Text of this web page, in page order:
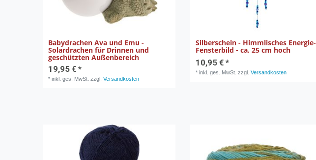
Babydrachen Ava und Emu -
Solardrachen für Drinnen und
geschützten Außenbereich
19,95 € *
*inkl. ges. MwSt. zzgl.Versandkosten
Silberschein - Himmlisches Energie-
Fensterbild - ca. 25 cm hoch
10,95 € *
*inkl. ges. MwSt. zzgl.Versandkosten